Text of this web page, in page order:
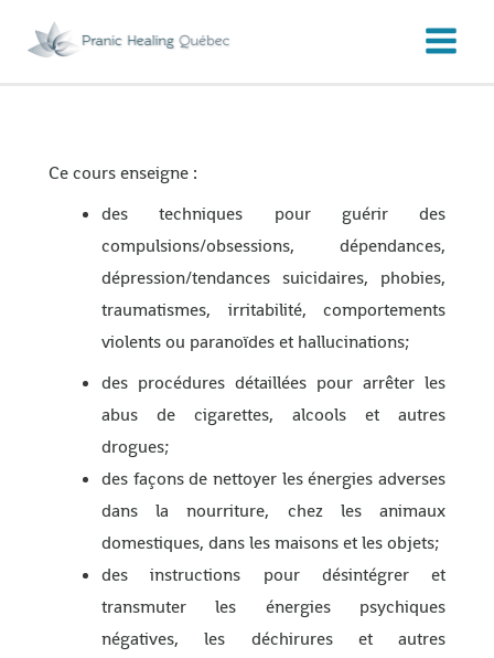
Ce cours enseigne :
des techniques pour guérir des
compulsions/obsessions, dépendances,
dépression/tendances suicidaires, phobies,
traumatismes, irritabilité, comportements
violents ou paranoïdes et hallucinations;
des procédures détaillées pour arrêter les
abus de cigarettes, alcools et autres
drogues;
des façons de nettoyer les énergies adverses
dans la nourriture, chez les animaux
domestiques, dans les maisons et les objets;
des instructions pour désintégrer et
transmuter les énergies psychiques
négatives, les déchirures et autres